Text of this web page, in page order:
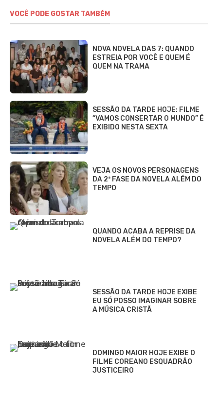
VOCÊ PODE GOSTAR TAMBÉM
NOVA NOVELA DAS 7: QUANDO
ESTREIA POR VOCÊ E QUEM É
QUEM NA TRAMA
SESSÃO DA TARDE HOJE: FILME
“VAMOS CONSERTAR O MUNDO” É
EXIBIDO NESTA SEXTA
VEJA OS NOVOS PERSONAGENS
DA 2ª FASE DA NOVELA ALÉM DO
TEMPO
QUANDO ACABA A REPRISE DA
NOVELA ALÉM DO TEMPO?
SESSÃO DA TARDE HOJE EXIBE
EU SÓ POSSO IMAGINAR SOBRE
A MÚSICA CRISTÃ
DOMINGO MAIOR HOJE EXIBE O
FILME COREANO ESQUADRÃO
JUSTICEIRO